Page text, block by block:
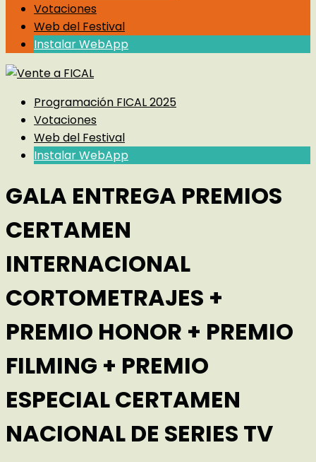
Votaciones
Web del Festival
Instalar WebApp
Programación FICAL 2025
Votaciones
Web del Festival
Instalar WebApp
GALA ENTREGA PREMIOS
CERTAMEN
INTERNACIONAL
CORTOMETRAJES +
PREMIO HONOR + PREMIO
FILMING + PREMIO
ESPECIAL CERTAMEN
NACIONAL DE SERIES TV